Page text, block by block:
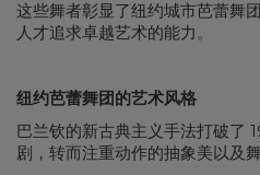
这些舞者彰显了纽约城市芭蕾舞
人才追求卓越艺术的能力。
纽约芭蕾舞团的艺术风格
巴兰钦的新古典主义手法打破了
剧，转而注重动作的抽象美以及